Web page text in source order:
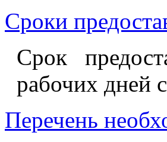
Сроки
Срок
рабочих дней
Перечень